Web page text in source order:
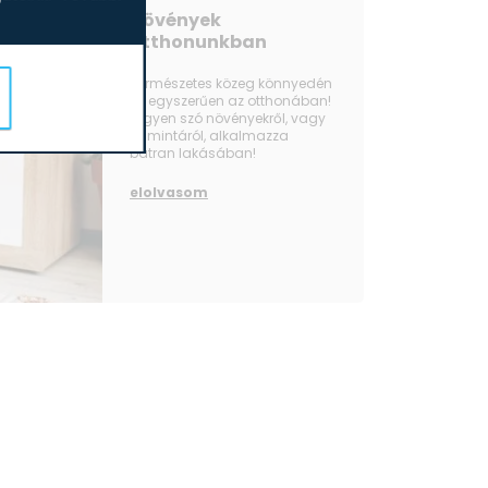
Növények
otthonunkban
Természetes közeg könnyedén
és egyszerűen az otthonában!
Legyen szó növényekről, vagy
fa mintáról, alkalmazza
bátran lakásában!
elolvasom